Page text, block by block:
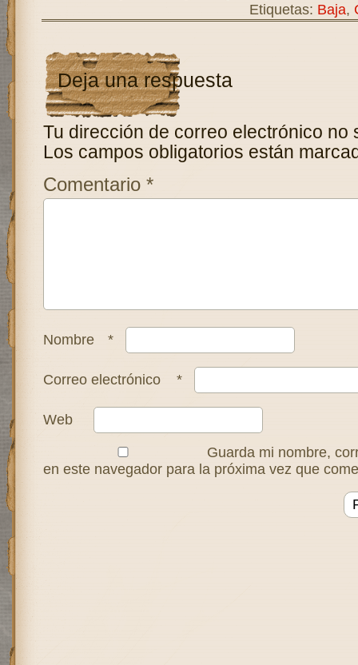
Etiquetas: Baja,
Deja una respuesta
Tu dirección de correo electrónico no
Los campos obligatorios están
Comentario *
Nombre *
Correo electrónico *
Web
Guarda mi nombre,
en este navegador para la próxima vez que